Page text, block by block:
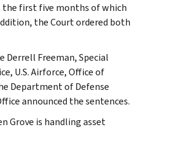
the first five months of which
the Court ordered both
Derrell Freeman, Special
U.S. Airforce, Office of
Department of Defense
announced the sentences.
Grove is handling asset